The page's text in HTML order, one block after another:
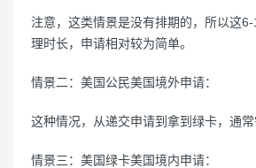
注意，这类情景是没有排期的，所以这
理时长，申请相对较为简单。
情景二：美国公民美国境外申请：
这种情况，从递交申请到拿到绿卡，通常
情景三：美国绿卡美国境内申请：